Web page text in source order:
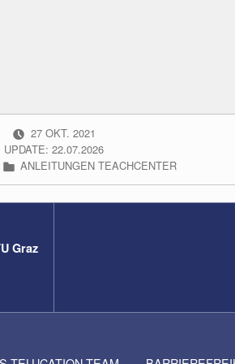
POSTED ON:
27 OKT. 2021
UPDATE: 22.07.2026
CATEGORIZED IN:
ANLEITUNGEN TEACHCENTER
Graz